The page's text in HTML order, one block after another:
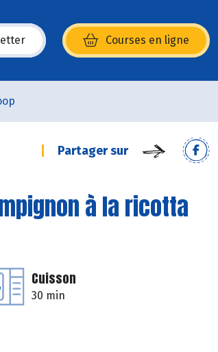
Courses en ligne
nouvelle fenêtre)
Partager sur
à la ricotta
Cuisson
30 min